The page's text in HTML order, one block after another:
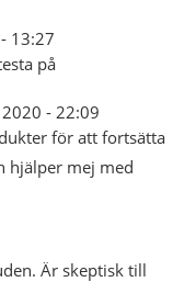
13:27
på
- 22:09
för att fortsätta
hjälper mej med
Är skeptisk till